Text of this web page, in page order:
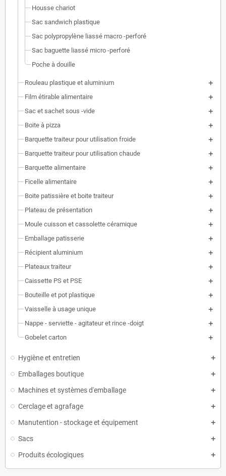
Housse chariot
Sac sandwich plastique
Sac polypropylène liassé macro -perforé
Sac baguette liassé micro -perforé
Poche à douille
Rouleau plastique et aluminium
Film étirable alimentaire
Sac et sachet sous -vide
Boite à pizza
Barquette traiteur pour utilisation froide
Barquette traiteur pour utilisation chaude
Barquette alimentaire
Ficelle alimentaire
Boite patissière et boite traiteur
Plateau de présentation
Moule cuisson et cassolette céramique
Emballage patisserie
Récipient aluminium
Plateaux traiteur
Caissette PS et PSE
Bouteille et pot plastique
Vaisselle à usage unique
Nappe - serviette - agitateur et rince -doigt
Gobelet carton
Hygiène et entretien
Emballages boutique
Machines et systèmes d'emballage
Cerclage et agrafage
Manutention - stockage et équipement
Sacs
Produits écologiques